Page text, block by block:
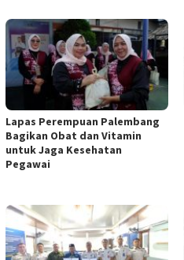
Lapas Perempuan Palembang
Bagikan Obat dan Vitamin
untuk Jaga Kesehatan
Pegawai